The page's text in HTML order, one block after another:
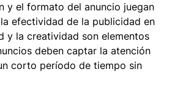
y el formato del anuncio juegan
efectividad de la publicidad en
y la creatividad son elementos
deben captar la atención
corto período de tiempo sin